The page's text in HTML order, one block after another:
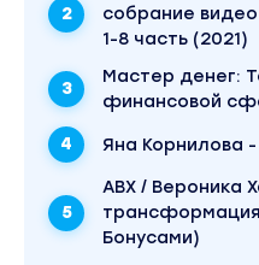
собрание
1-8 часть (2021)
Mаcтер дeнeг:
финансовой
Яна Корнилова
АВХ / Вероника
Бонусами)